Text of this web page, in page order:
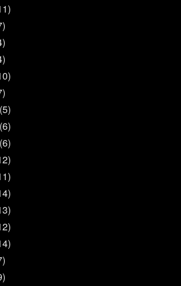
(5)
(6)
(6)